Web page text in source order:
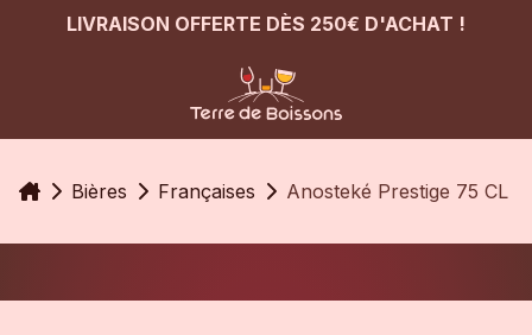
LIVRAISON OFFERTE DÈS 250€ D'ACHAT !
Accueil
Bières Françaises Anosteké Prestige 75 CL